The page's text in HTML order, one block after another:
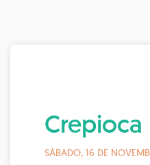
Crepioca
SÁBADO, 16 DE